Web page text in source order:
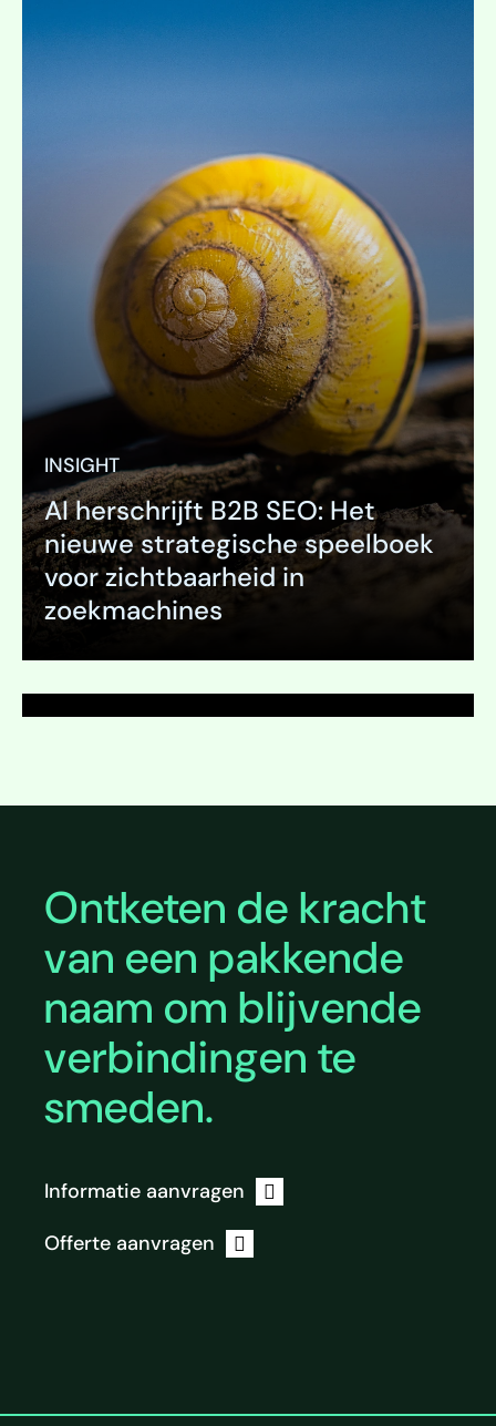
INSIGHT
AI herschrijft B2B SEO: Het
nieuwe strategische speelboek
voor zichtbaarheid in
zoekmachines
Uitklappen
PAGINA
Naamgeving
Ontketen de kracht
van een pakkende
naam om blijvende
verbindingen te
smeden.
Informatie aanvragen
Offerte aanvragen